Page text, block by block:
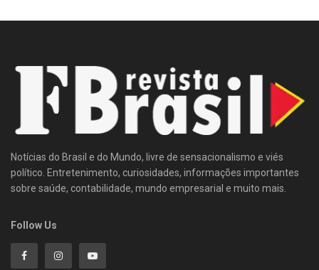
Notícias do Brasil e do Mundo, livre de sensacionalismo e viés
político. Entretenimento, curiosidades, informações importantes
sobre saúde, contabilidade, mundo empresarial e muito mais.
Follow Us